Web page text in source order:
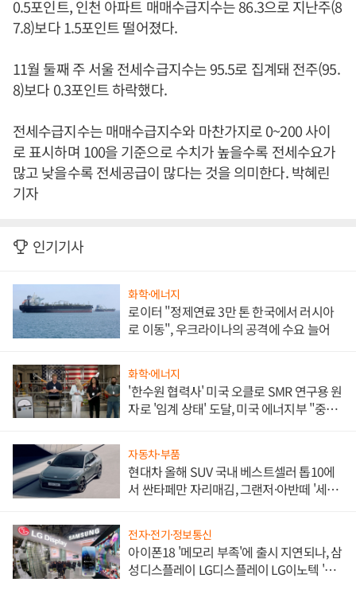
0.5포인트, 인천 아파트 매매수급지수는 86.3으로 지난주(8
7.8)보다 1.5포인트 떨어졌다.
11월 둘째 주 서울 전세수급지수는 95.5로 집계돼 전주(95.
8)보다 0.3포인트 하락했다.
전세수급지수는 매매수급지수와 마찬가지로 0~200 사이
로 표시하며 100을 기준으로 수치가 높을수록 전세수요가
많고 낮을수록 전세공급이 많다는 것을 의미한다. 박혜린
기자
인기기사
화학·에너지
로이터 "정제연료 3만 톤 한국에서 러시아
로 이동", 우크라이나의 공격에 수요 늘어
화학·에너지
'한수원 협력사' 미국 오클로 SMR 연구용 원
자로 '임계 상태' 도달, 미국 에너지부 "중요
자동차·부품
현대차 올해 SUV 국내 베스트셀러 톱10에
서 싼타페만 자리매김, 그랜저·아반떼 '세단
전자·전기·정보통신
아이폰18 '메모리 부족'에 출시 지연되나, 삼
성디스플레이 LG디스플레이 LG이노텍 '탈